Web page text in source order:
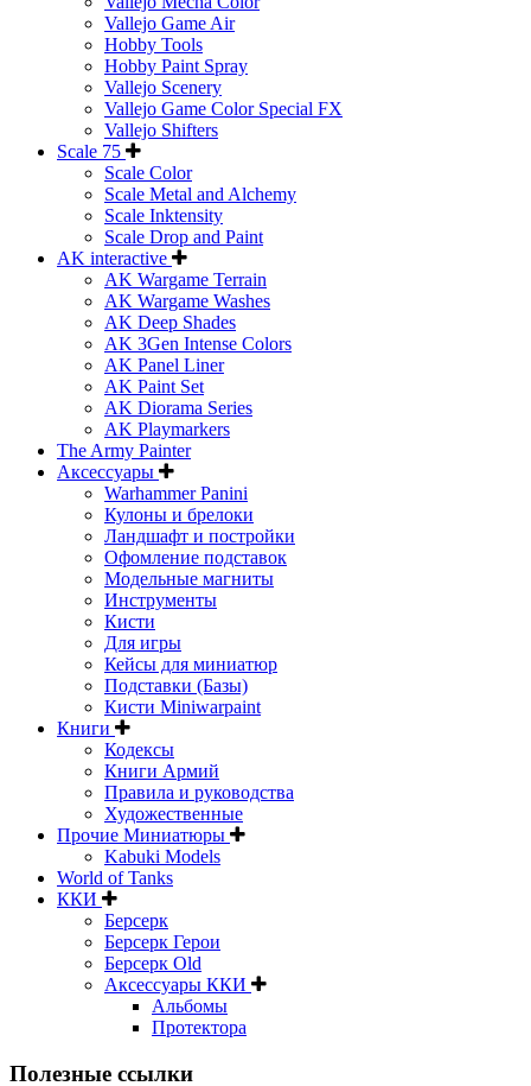
Vallejo Game Air
Hobby Tools
Hobby Paint Spray
Vallejo Scenery
Vallejo Game Color Special FX
Vallejo Shifters
Scale 75
Scale Color
Scale Metal and Alchemy
Scale Inktensity
Scale Drop and Paint
AK interactive
AK Wargame Terrain
AK Wargame Washes
AK Deep Shades
AK 3Gen Intense Colors
AK Panel Liner
AK Paint Set
AK Diorama Series
AK Playmarkers
The Army Painter
Аксессуары
Warhammer Panini
Кулоны и брелоки
Ландшафт и постройки
Офомление подставок
Модельные магниты
Инструменты
Кисти
Для игры
Кейсы для миниатюр
Подставки (Базы)
Кисти Miniwarpaint
Книги
Кодексы
Книги Армий
Правила и руководства
Художественные
Прочие Миниатюры
Kabuki Models
World of Tanks
ККИ
Берсерк
Берсерк Герои
Берсерк Old
Аксессуары ККИ
Альбомы
Протектора
Полезные ссылки